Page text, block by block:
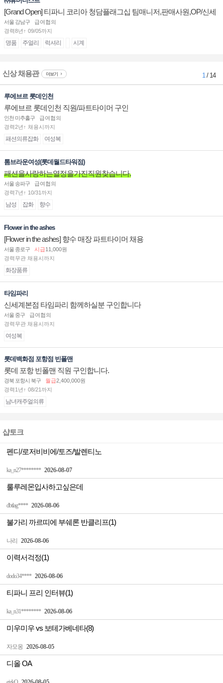
[Grand Open] 티파니 코리아 청담플래그십 팀매니저,판매사원,OP/신세
계대전 판매사원 채용
서울 강남구
급여협의
경력8년↑ 09/05까지
명품 주얼리 럭셔리 시계
신상 채용관 더보기 1/ 14
루에브르 롯데인천
루에브르 롯데인천 직원/파트타이머 구인
인천 미추홀구
급여협의
경력2년↑ 채용시까지
패션의류잡화 여성복
톰브라운여성(롯데월드타워점)
패션을사랑하는열정을가진직원찾습니다.
서울 송파구
급여협의
경력7년↑ 10/31까지
남성 잡화 향수
Flower in the ashes
[Flower in the ashes] 향수 매장 파트타이머 채용
서울 종로구 시급11,000원
경력무관 채용시까지
화장품류
타임파리
신세계본점 타임파리 함께하실분 구인합니다
서울 중구
급여협의
경력무관 채용시까지
여성복
롯데백화점 포항점 빈폴맨
롯데 포항 빈폴맨 직원 구인합니다.
경북 포항시 북구 월급2,400,000원
경력1년↑ 08/21까지
남녀캐주얼의류
샵토크
ka_n27******** 2026-08-07
펜디/로저비비에/토즈/발렌티노
dbtlag**** 2026-08-06
룰루레몬입사하고싶은데
나리 2026-08-06
불가리 까르띠에 부쉐론 반클리프(1)
dodo34**** 2026-08-06
이력서걱정(1)
ka_n31******** 2026-08-06
티파니 프리 인터뷰(1)
자모옹 2026-08-05
미우미우 vs 보테가베네타(8)
디올 OA